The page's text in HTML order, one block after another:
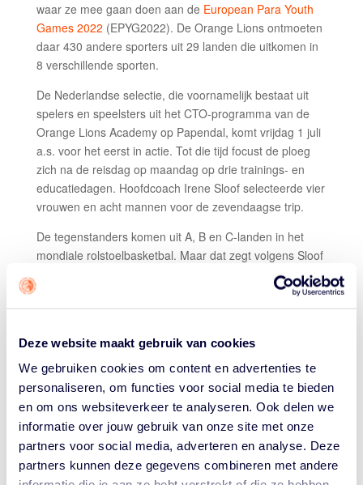
Deze website maakt gebruik van cookies
We gebruiken cookies om content en advertenties te
personaliseren, om functies voor social media te bieden
en om ons websiteverkeer te analyseren. Ook delen we
informatie over jouw gebruik van onze site met onze
partners voor social media, adverteren en analyse. Deze
partners kunnen deze gegevens combineren met andere
waar ze mee gaan doen aan de European Para Youth
Games 2022 (EPYG2022). De Orange Lions ontmoeten
daar 430 andere sporters uit 29 landen die uitkomen in
8 verschillende sporten.
De Nederlandse selectie, die voornamelijk bestaat uit
spelers en speelsters uit het CTO-programma van de
Orange Lions Academy op Papendal, komt vrijdag 1 juli
a.s. voor het eerst in actie. Tot die tijd focust de ploeg
zich na de reisdag op maandag op drie trainings- en
educatiedagen. Hoofdcoach Irene Sloof selecteerde vier
vrouwen en acht mannen voor de zevendaagse trip.
De tegenstanders komen uit A, B en C-landen in het
mondiale rolstoelbasketbal. Maar dat zegt volgens Sloof
niet altijd iets over het niveau van de jeugdteams van de
betreffende landen. "We zijn hier voor ontwikkeling,
beleving en plezier. Maar op het veld willen we wel
laatst met een Nederlandse selectie naar een
eindtoernooi in het jeugdrolstoelbasketbal, toen een EK.
Destijds werd Nederland voorlaatste in het Italiaanse
Lignano. Daarna besloot de internationale bond om
geen gemengde teams meer toe te laten, waardoor
Nederland de afgelopen jaren geen afvaardiging kon
sturen.